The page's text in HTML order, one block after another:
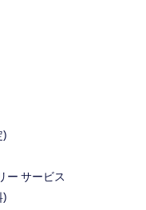
)
ー サービス
)